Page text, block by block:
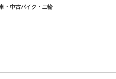
・中古バイク・二輪